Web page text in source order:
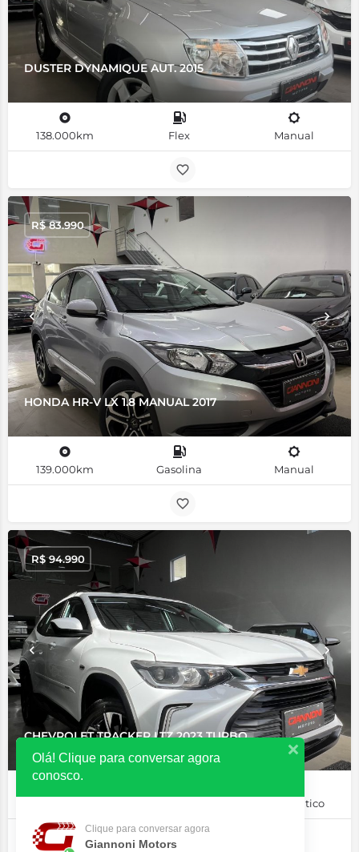
DUSTER DYNAMIQUE AUT. 2015
138.000km Flex Manual
HONDA HR-V LX 1.8 MANUAL 2017
R$83.990
139.000km Gasolina Manual
CHEVROLET TRACKER LTZ 2023 TURBO
R$94.990
Automático
Olá! Clique para conversar agora
conosco.
Clique para conversar agora
Giannoni Motors